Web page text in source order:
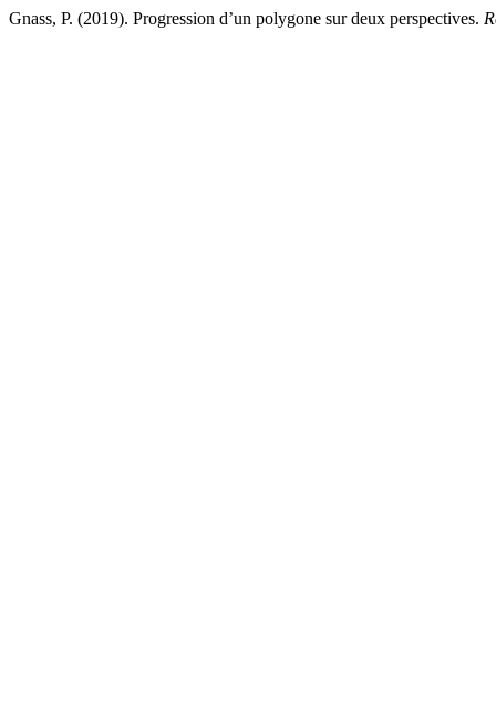
Gnass, P. (2019). Progression d’un polygone sur deux perspectives.